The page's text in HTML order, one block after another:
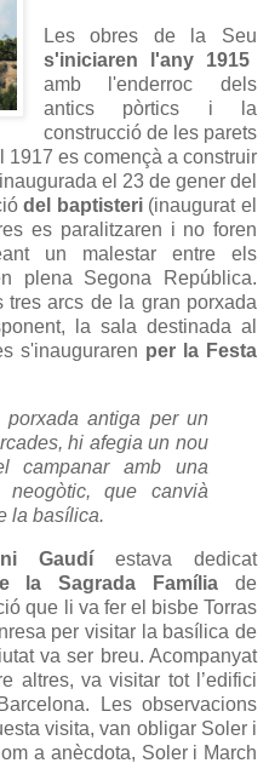
Les obres de la Seu
s'iniciaren l'any 1915
amb l'enderroc dels
antics pòrtics i la
construcció de les parets
1917 es començà a construir
el 23 de gener del
del baptisteri(inaugurat el
es paralitzaren i no foren
un malestar entre els
plena Segona República.
arcs de la gran porxada
la sala destinada al
s'inauguraren per la Festa
antiga per un
hi afegia un nou
campanar amb una
que canvià
la basílica.
Gaudí estava dedicat
la Sagrada Família de
que li va fer el bisbe Torras
per visitar la basílica de
va ser breu. Acompanyat
altres, va visitar tot l’edifici
Les observacions
visita, van obligar Soler i
a anècdota, Soler i March